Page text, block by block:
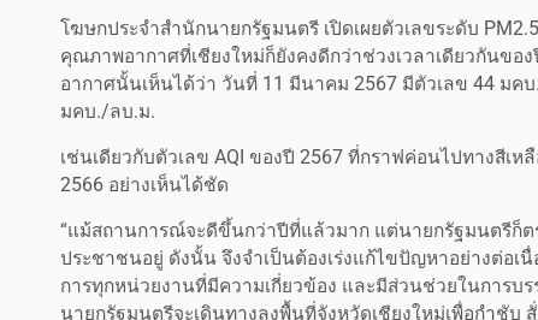
โฆษกประจำสำนักนายกรัฐมนตรี เปิดเผยตัวเลขระดับ
คุณภาพอากาศที่เชียงใหม่ก็ยังคงดีกว่าช่วงเวลาเดียวกันข
อากาศนั้นเห็นได้ว่า วันที่ 11 มีนาคม 2567 มีตัวเลข 44 มค
มคบ./ลบ.ม.
เช่นเดียวกับตัวเลข AQI ของปี 2567 ที่กราฟค่อนไปทางสีเ
2566 อย่างเห็นได้ชัด
“แม้สถานการณ์จะดีขึ้นกว่าปีที่แล้วมาก แต่นายกรัฐมนตรีก็
ประชาชนอยู่ ดังนั้น จึงจำเป็นต้องเร่งแก้ไขปัญหาอย่างต่อเ
การทุกหน่วยงานที่มีความเกี่ยวข้อง และมีส่วนช่วยในการ
นายกรัฐมนตรีจะเดินทางลงพื้นที่จังหวัดเชียงใหม่เพื่อกำชับ